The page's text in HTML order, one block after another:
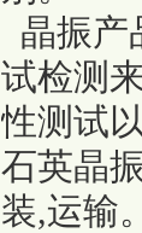
晶振产
试检测
性测试
石英晶
装,运输